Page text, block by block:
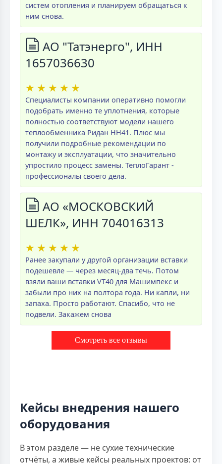
систем отопления и планируем обращаться к
ним снова.
АО "Татэнерго", ИНН
1657036630
★ ★ ★ ★ ★
Специалисты компании оперативно помогли
подобрать именно те уплотнения, которые
полностью соответствуют модели нашего
теплообменника Ридан НН41. Плюс мы
получили подробные рекомендации по
монтажу и эксплуатации, что значительно
упростило процесс замены. ТеплоГарант -
профессионалы своего дела.
АО «МОСКОВСКИЙ
ШЕЛК», ИНН 704016313
★ ★ ★ ★ ★
Ранее закупали у другой организации вставки
подешевле — через месяц-два течь. Потом
взяли ваши вставки VT40 для Машимпекс и
забыли про них на полтора года. Ни капли, ни
запаха. Просто работают. Спасибо, что не
подвели. Закажем снова
Смотреть все отзывы
Кейсы внедрения нашего
оборудования
В этом разделе — не сухие технические
отчёты, а живые кейсы реальных проектов: от